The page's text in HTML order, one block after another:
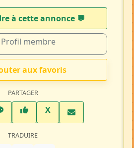
à cette annonce 💬​
Profil membre
aux favoris
PARTAGER
WhatsAppFacebook
XTwitter X
TRADUIRE